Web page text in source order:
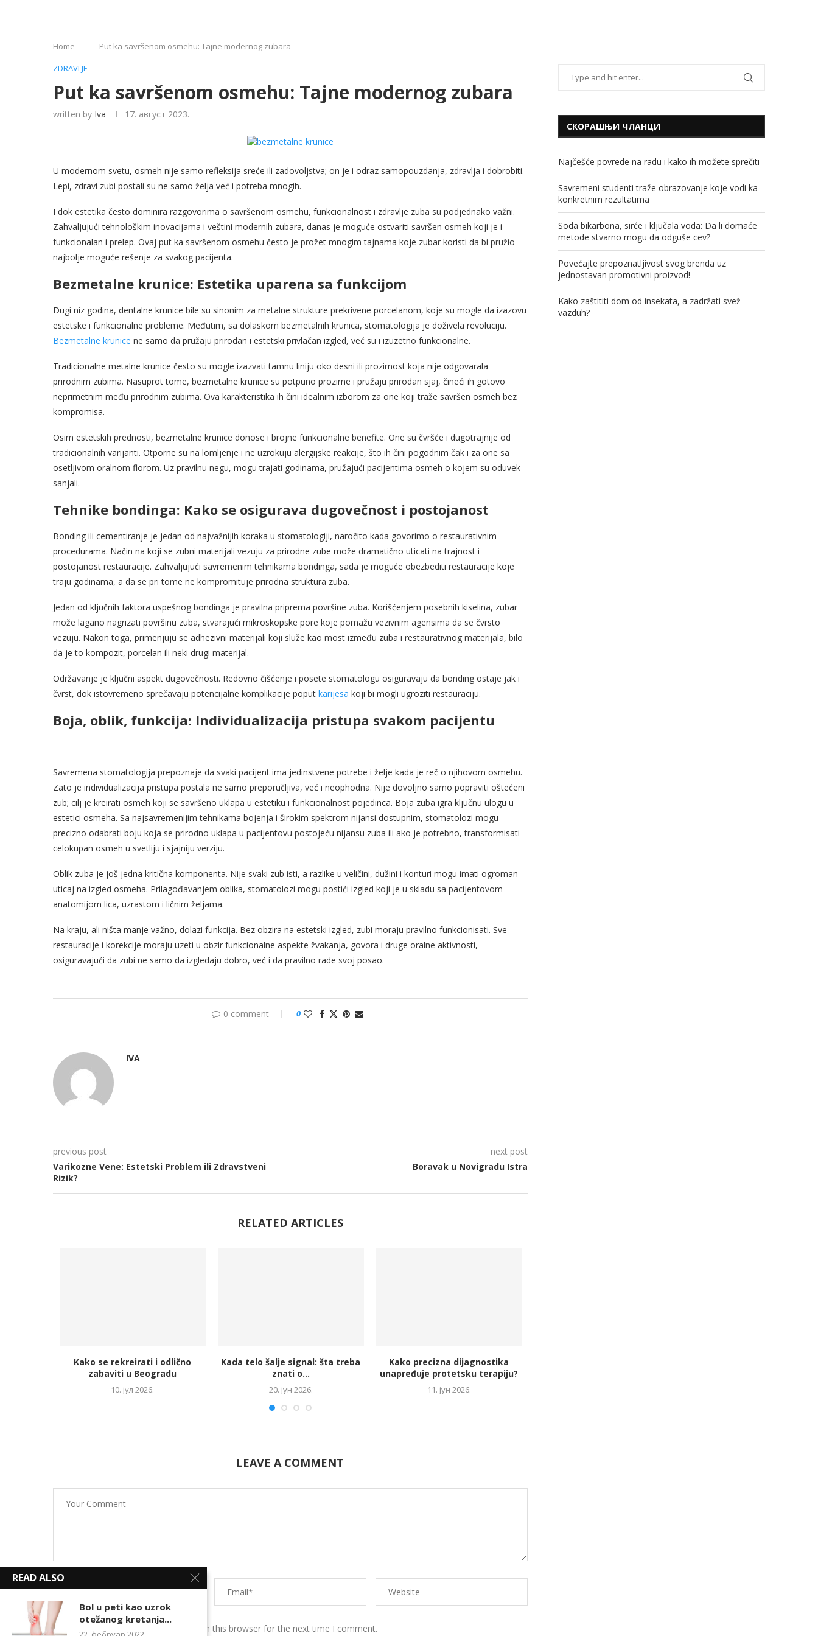
Home -
Put ka savršenom osmehu: Tajne modernog zubara
ZDRAVLJE
Put ka savršenom osmehu: Tajne modernog zubara
written by Iva 17. август 2023.
U modernom svetu, osmeh nije samo refleksija sreće ili zadovoljstva; on je i odraz samopouzdanja, zdravlja i dobrobiti.
Lepi, zdravi zubi postali su ne samo želja već i potreba mnogih.
I dok estetika često dominira razgovorima o savršenom osmehu, funkcionalnost i zdravlje zuba su podjednako važni.
Zahvaljujući tehnološkim inovacijama i veštini modernih zubara, danas je moguće ostvariti savršen osmeh koji je i
funkcionalan i prelep. Ovaj put ka savršenom osmehu često je prožet mnogim tajnama koje zubar koristi da bi pružio
najbolje moguće rešenje za svakog pacijenta.
Bezmetalne krunice: Estetika uparena sa funkcijom
Dugi niz godina, dentalne krunice bile su sinonim za metalne strukture prekrivene porcelanom, koje su mogle da izazovu
estetske i funkcionalne probleme. Međutim, sa dolaskom bezmetalnih krunica, stomatologija je doživela revoluciju.
Bezmetalne krunice ne samo da pružaju prirodan i estetski privlačan izgled, već su i izuzetno funkcionalne.
Tradicionalne metalne krunice često su mogle izazvati tamnu liniju oko desni ili prozirnost koja nije odgovarala
prirodnim zubima. Nasuprot tome, bezmetalne krunice su potpuno prozirne i pružaju prirodan sjaj, čineći ih gotovo
neprimetnim među prirodnim zubima. Ova karakteristika ih čini idealnim izborom za one koji traže savršen osmeh bez
kompromisa.
Osim estetskih prednosti, bezmetalne krunice donose i brojne funkcionalne benefite. One su čvršće i dugotrajnije od
tradicionalnih varijanti. Otporne su na lomljenje i ne uzrokuju alergijske reakcije, što ih čini pogodnim čak i za one sa
osetljivom oralnom florom. Uz pravilnu negu, mogu trajati godinama, pružajući pacijentima osmeh o kojem su oduvek
sanjali.
Tehnike bondinga: Kako se osigurava dugovečnost i postojanost
Bonding ili cementiranje je jedan od najvažnijih koraka u stomatologiji, naročito kada govorimo o restaurativnim
procedurama. Način na koji se zubni materijali vezuju za prirodne zube može dramatično uticati na trajnost i
postojanost restauracije. Zahvaljujući savremenim tehnikama bondinga, sada je moguće obezbediti restauracije koje
traju godinama, a da se pri tome ne kompromituje prirodna struktura zuba.
Jedan od ključnih faktora uspešnog bondinga je pravilna priprema površine zuba. Korišćenjem posebnih kiselina, zubar
može lagano nagrizati površinu zuba, stvarajući mikroskopske pore koje pomažu vezivnim agensima da se čvrsto
vezuju. Nakon toga, primenjuju se adhezivni materijali koji služe kao most između zuba i restaurativnog materijala, bilo
da je to kompozit, porcelan ili neki drugi materijal.
Održavanje je ključni aspekt dugovečnosti. Redovno čišćenje i posete stomatologu osiguravaju da bonding ostaje jak i
čvrst, dok istovremeno sprečavaju potencijalne komplikacije poput karijesa koji bi mogli ugroziti restauraciju.
Boja, oblik, funkcija: Individualizacija pristupa svakom pacijentu
Savremena stomatologija prepoznaje da svaki pacijent ima jedinstvene potrebe i želje kada je reč o njihovom osmehu.
Zato je individualizacija pristupa postala ne samo preporučljiva, već i neophodna. Nije dovoljno samo popraviti oštećeni
zub; cilj je kreirati osmeh koji se savršeno uklapa u estetiku i funkcionalnost pojedinca. Boja zuba igra ključnu ulogu u
estetici osmeha. Sa najsavremenijim tehnikama bojenja i širokim spektrom nijansi dostupnim, stomatolozi mogu
precizno odabrati boju koja se prirodno uklapa u pacijentovu postojeću nijansu zuba ili ako je potrebno, transformisati
celokupan osmeh u svetliju i sjajniju verziju.
Oblik zuba je još jedna kritična komponenta. Nije svaki zub isti, a razlike u veličini, dužini i konturi mogu imati ogroman
uticaj na izgled osmeha. Prilagođavanjem oblika, stomatolozi mogu postići izgled koji je u skladu sa pacijentovom
anatomijom lica, uzrastom i ličnim željama.
Na kraju, ali ništa manje važno, dolazi funkcija. Bez obzira na estetski izgled, zubi moraju pravilno funkcionisati. Sve
restauracije i korekcije moraju uzeti u obzir funkcionalne aspekte žvakanja, govorа i druge oralne aktivnosti,
osiguravajući da zubi ne samo da izgledaju dobro, već i da pravilno rade svoj posao.
0 comment 0
IVA
previous post
Varikozne Vene: Estetski Problem ili Zdravstveni
Rizik?
next post
Boravak u Novigradu Istra
RELATED ARTICLES
Kako se rekreirati i odlično
zabaviti u Beogradu
10. јул 2026.
Kada telo šalje signal: šta treba
znati o...
20. јун 2026.
Kako precizna dijagnostika
unapređuje protetsku terapiju?
11. јун 2026.
LEAVE A COMMENT
Save my name, email, and website in this browser for the next time I comment.
СКОРАШЊИ ЧЛАНЦИ
Najčešće povrede na radu i kako ih možete sprečiti
Savremeni studenti traže obrazovanje koje vodi ka
konkretnim rezultatima
Soda bikarbona, sirće i ključala voda: Da li domaće
metode stvarno mogu da odguše cev?
Povećajte prepoznatljivost svog brenda uz
jednostavan promotivni proizvod!
Kako zaštititi dom od insekata, a zadržati svež
vazduh?
READ ALSO
Bol u peti kao uzrok
otežanog kretanja...